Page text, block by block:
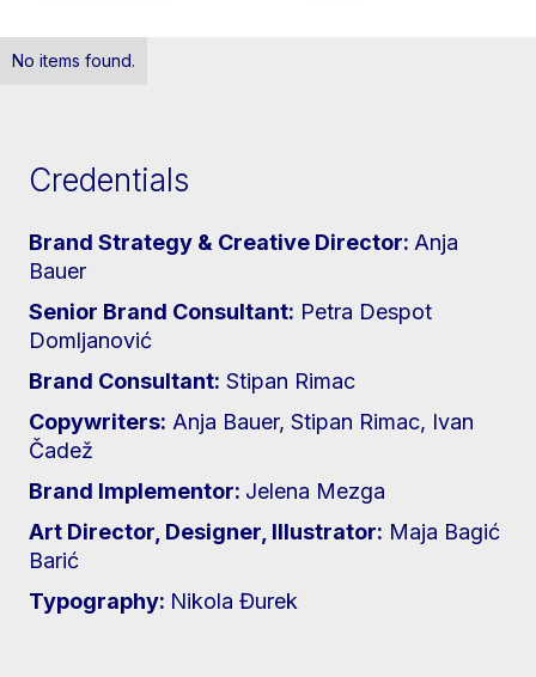
No items found.
Credentials
Brand Strategy & Creative Director: Anja
Bauer
Senior Brand Consultant: Petra Despot
Domljanović
Brand Consultant: Stipan Rimac
Copywriters: Anja Bauer, Stipan Rimac, Ivan
Čadež
Brand Implementor: Jelena Mezga
Art Director, Designer, Illustrator: Maja Bagić
Barić
Typography: Nikola Đurek